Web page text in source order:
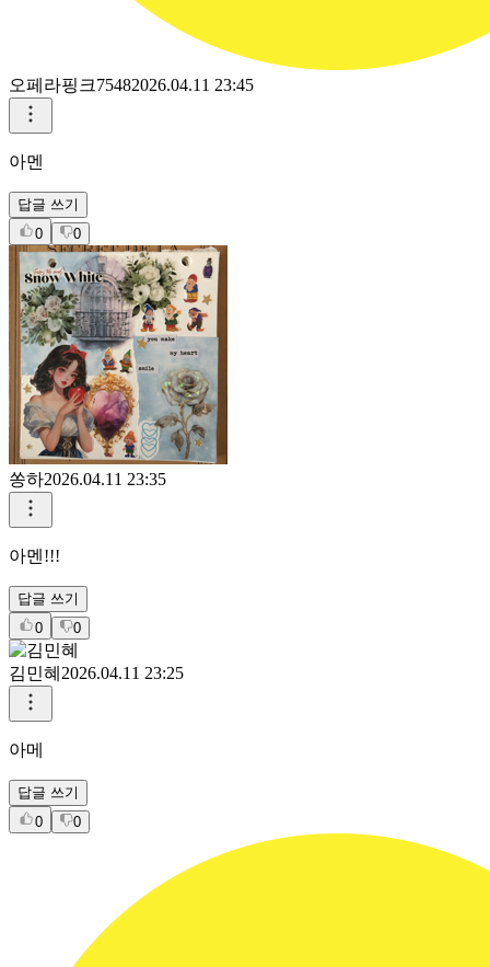
오페라핑크75482026.04.11 23:45
아멘
답글 쓰기
0
0
쏭하2026.04.11 23:35
아멘!!!
답글 쓰기
0
0
김민혜 2026.04.11 23:25
아메
답글 쓰기
0
0